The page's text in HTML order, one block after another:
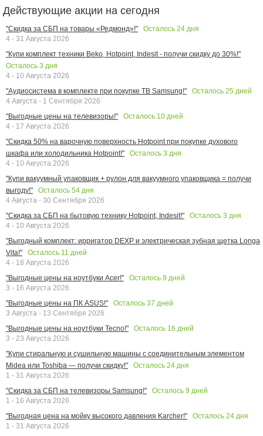
Действующие акции на сегодня
"Скидка за СБП на товары «Редмонд»!" Осталось 24 дня
4 - 31 Августа 2026
"Купи комплект техники Beko, Hotpoint, Indesit - получи скидку до 30%!"
Осталось 3 дня
4 - 10 Августа 2026
"Аудиосистема в комплекте при покупке ТВ Samsung!"
Осталось 25 дней
4 Августа - 1 Сентября 2026
"Выгодные цены на телевизоры!"
Осталось 10 дней
4 - 17 Августа 2026
"Скидка 50% на варочную поверхность Hotpoint при покупке духового
шкафа или холодильника Hotpoint!"
Осталось 3 дня
4 - 10 Августа 2026
"Купи вакуумный упаковщик + рулон для вакуумного упаковщика = получи
выгоду!"
Осталось 54 дня
4 Августа - 30 Сентября 2026
"Скидка за СБП на бытовую технику Hotpoint, Indesit!"
Осталось 3 дня
4 - 10 Августа 2026
"Выгодный комплект: ирригатор DEXP и электрическая зубная щетка Longa
Vita!"
Осталось 11 дней
4 - 18 Августа 2026
"Выгодные цены на ноутбуки Acer!"
Осталось 9 дней
3 - 16 Августа 2026
"Выгодные цены на ПК ASUS!"
Осталось 37 дней
3 Августа - 13 Сентября 2026
"Выгодные цены на ноутбуки Tecno!"
Осталось 16 дней
3 - 23 Августа 2026
"Купи стиральную и сушильную машины с соединительным элементом
Midea или Toshiba — получи скидку!"
Осталось 24 дня
1 - 31 Августа 2026
"Скидка за СБП на телевизоры Samsung!"
Осталось 9 дней
1 - 16 Августа 2026
"Выгодная цена на мойку высокого давления Karcher!"
Осталось 24 дня
1 - 31 Августа 2026